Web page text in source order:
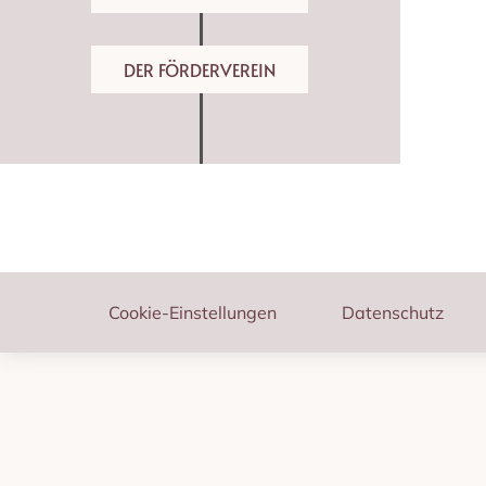
DER FÖRDERVEREIN
Footer
Cookie-Einstellungen Datenschutz